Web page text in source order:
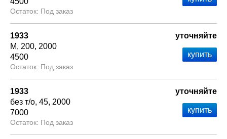
Под заказ
1933
М
200 2000
4500
Под заказ
уточняйте
1933
без т/о 45 2000
7000
Под заказ
уточняйте